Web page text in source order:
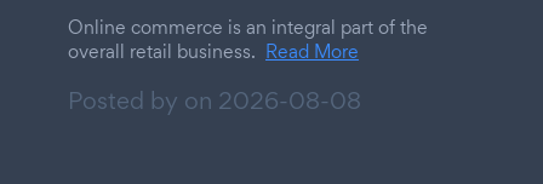
Online commerce is an integral part of the
overall retail business. Read More
Posted by on 2026-08-08